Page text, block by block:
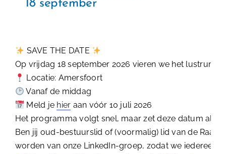
18 september
SAVE THE DATE
Op vrijdag 18 september 2026 vieren we het lustrum
Locatie: Amersfoort
Vanaf de middag
Meld je hier aan vóór 10 juli 2026
Het programma volgt snel, maar zet deze datum
Ben jij oud-bestuurslid of (voormalig) lid van de Raad
worden van onze LinkedIn-groep, zodat we iedereen